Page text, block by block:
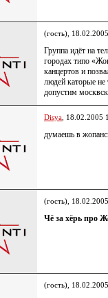
(гость),
Группа идёт на
городах типо
канцертов и
людей каторые не
допустим
Disya , 18.02.2005
думаешь в
(гость),
Чё за хёрь про
(гость),